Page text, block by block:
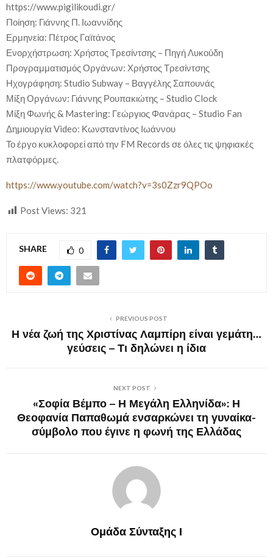
https://www.pigilikoudi.gr/
Ποίηση: Γιάννης Π. Ιωαννίδης
Ερμηνεία: Πέτρος Γαϊτάνος
Ενορχήστρωση: Χρήστος Τρεσίντσης – Πηγή Λυκούδη
Προγραμματισμός Οργάνων: Χρήστος Τρεσίντσης
Ηχογράφηση: Studio Subway – Βαγγέλης Σαπουνάς
Μίξη Οργάνων: Γιάννης Ρουπακιώτης – Studio Clock
Μίξη Φωνής & Mastering: Γεώργιος Φανάρας – Studio Fan
Δημιουργία Video: Κωνσταντίνος Ιωάννου
Το έργο κυκλοφορεί από την FM Records σε όλες τις ψηφιακές
πλατφόρμες.
https://www.youtube.com/watch?v=3s0Zzr9QPOo
Post Views: 321
SHARE 0
PREVIOUS POST
Η νέα ζωή της Χριστίνας Λαμπίρη είναι γεμάτη…
γεύσεις – Τι δηλώνει η ίδια
NEXT POST
«Σοφία Βέμπο – Η Μεγάλη Ελληνίδα»: Η
Θεοφανία Παπαθωμά ενσαρκώνει τη γυναίκα-
σύμβολο που έγινε η φωνή της Ελλάδας
Ομάδα Σύνταξης Ι